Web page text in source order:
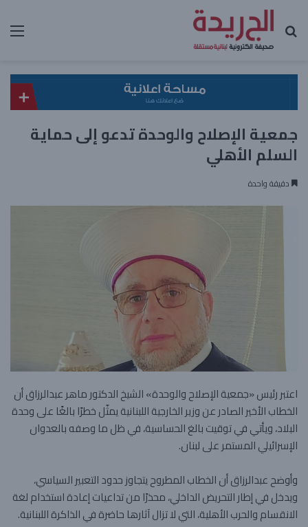
بحث عن
جمعية الإصلاح والوحدة تدعو إلى حماية
السلم الأهلي
دقيقة واحدة
اعتبر رئيس «جمعية الإصلاح والوحدة» الشيخ الدكتور ماهر عبدالرزاق أن
الخطاب الأخير الصادر عن وزير الخارجية اللبنانية يمثّل خطرًا بالغًا على وحدة
البلاد، ويأتي في توقيت بالغ الحساسية، في ظل ما وصفه بالعدوان
الإسرائيلي المستمر على لبنان.
وأوضح عبدالرزاق أن الخطاب المطروح يتجاوز حدود التعبير السياسي،
ويدخل في إطار التحريض الداخلي، محذرًا من تداعيات إعادة استخدام لغة
الانقسام والحرب الأهلية، التي لا تزال آثارها حاضرة في الذاكرة اللبنانية.